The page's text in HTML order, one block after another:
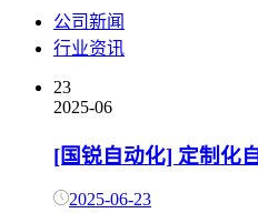
公司新闻
行业资讯
23
2025-06
[国锐自动化] 定制化
2025-06-23